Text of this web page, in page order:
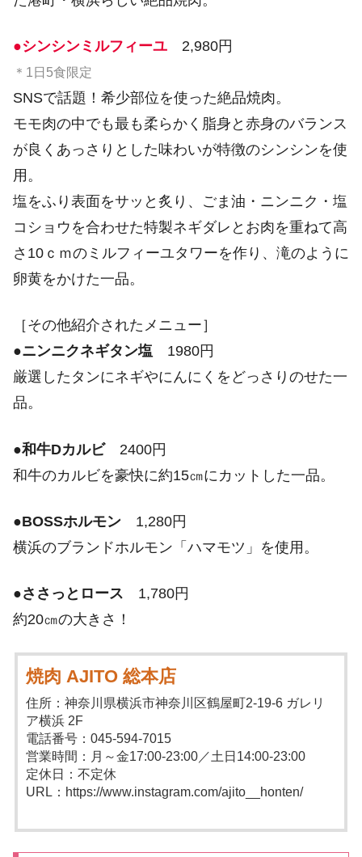
●シンシンミルフィーユ 2,980円
＊1日5食限定
SNSで話題！希少部位を使った絶品焼肉。
モモ肉の中でも最も柔らかく脂身と赤身のバランス
が良くあっさりとした味わいが特徴のシンシンを使
用。
塩をふり表面をサッと炙り、ごま油・ニンニク・塩
コショウを合わせた特製ネギダレとお肉を重ねて高
さ10ｃｍのミルフィーユタワーを作り、滝のように
卵黄をかけた一品。
［その他紹介されたメニュー］
●ニンニクネギタン塩 1980円
厳選したタンにネギやにんにくをどっさりのせた一
品。
●和牛Dカルビ2400円
和牛のカルビを豪快に約15㎝にカットした一品。
●BOSSホルモン 1,280円
横浜のブランドホルモン「ハマモツ」を使用。
●ささっとロース 1,780円
約20㎝の大きさ！
焼肉 AJITO 総本店
住所：神奈川県横浜市神奈川区鶴屋町2-19-6 ガレリ
ア横浜 2F
電話番号：045-594-7015
営業時間：月～金17:00-23:00／土日14:00-23:00
定休日：不定休
URL：https://www.instagram.com/ajito__honten/